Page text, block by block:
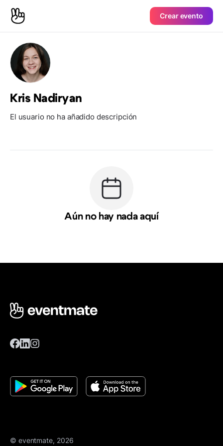
Crear evento
Kris Nadiryan
El usuario no ha añadido descripción
Aún no hay nada aquí
© eventmate, 2026